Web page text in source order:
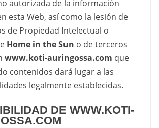
autorizada de la información
esta Web, así como la lesión de
de Propiedad Intelectual o
Home in the Sun o de terceros
www.koti-auringossa.com que
contenidos dará lugar a las
legalmente establecidas.
DE WWW.KOTI-